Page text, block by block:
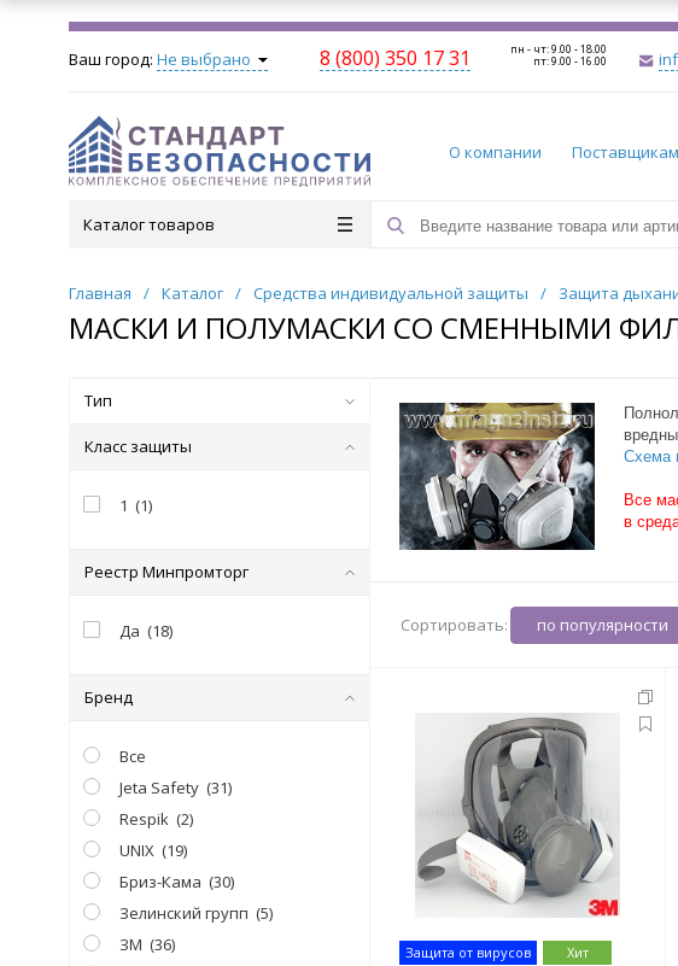
Ваш город: Не выбрано 8 (800) 350 17 31 пн - чт: 9.00 - 18.00
пт: 9.00 - 16.00
О компании Поставщикам
Каталог товаров
Главная / Каталог / Средства индивидуальной защиты / Защита
МАСКИ И ПОЛУМАСКИ СО СМЕННЫМИ
Тип
Класс защиты
1 (1)
Реестр Минпромторг
Да (18)
Бренд
Все
Jeta Safety (31)
Respik (2)
UNIX (19)
Бриз-Кама (30)
Зелинский групп (5)
ЗМ (36)
Схема
Все
в
Сортировать: по популярности
Защита от вирусов Хит